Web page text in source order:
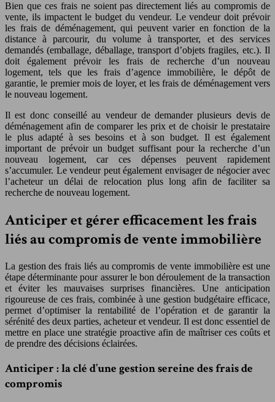
Bien que ces frais ne soient pas directement liés au compromis de
vente, ils impactent le budget du vendeur. Le vendeur doit prévoir
les frais de déménagement, qui peuvent varier en fonction de la
distance à parcourir, du volume à transporter, et des services
demandés (emballage, déballage, transport d’objets fragiles, etc.). Il
doit également prévoir les frais de recherche d’un nouveau
logement, tels que les frais d’agence immobilière, le dépôt de
garantie, le premier mois de loyer, et les frais de déménagement vers
le nouveau logement.
Il est donc conseillé au vendeur de demander plusieurs devis de
déménagement afin de comparer les prix et de choisir le prestataire
le plus adapté à ses besoins et à son budget. Il est également
important de prévoir un budget suffisant pour la recherche d’un
nouveau logement, car ces dépenses peuvent rapidement
s’accumuler. Le vendeur peut également envisager de négocier avec
l’acheteur un délai de relocation plus long afin de faciliter sa
recherche de nouveau logement.
Anticiper et gérer efficacement les frais
liés au compromis de vente immobilière
La gestion des frais liés au compromis de vente immobilière est une
étape déterminante pour assurer le bon déroulement de la transaction
et éviter les mauvaises surprises financières. Une anticipation
rigoureuse de ces frais, combinée à une gestion budgétaire efficace,
permet d’optimiser la rentabilité de l’opération et de garantir la
sérénité des deux parties, acheteur et vendeur. Il est donc essentiel de
mettre en place une stratégie proactive afin de maîtriser ces coûts et
de prendre des décisions éclairées.
Anticiper : la clé d’une gestion sereine des frais de
compromis